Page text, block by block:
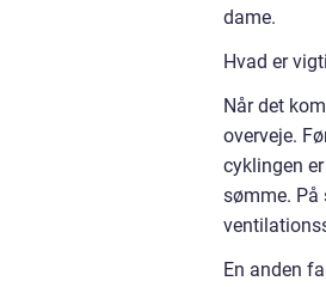
dame.
Hvad er
Når det
overveje.
cyklingen
sømme. På
En anden